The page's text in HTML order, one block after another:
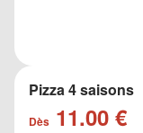
Pizza 4 saisons
Dès 11.00 €